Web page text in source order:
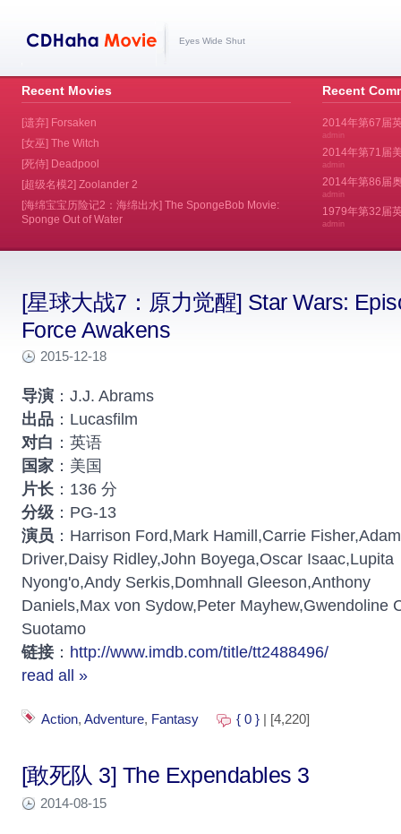
Eyes Wide Shut
Recent
2014年第67届
admin
2014年第71届
admin
2014年第86届
admin
1979年第32届
admin
[星球大战7：原力觉醒] Star Wars:
Force Awakens
2015-12-18
导演 ：J.J. Abrams
出品 ：Lucasfilm
对白 ：英语
国家 ：美国
片长 ：136 分
分级 ：PG-13
演员 ：Harrison Ford,Mark Hamill,Carrie Fisher,Adam
Driver,Daisy Ridley,John Boyega,Oscar Isaac,Lupita
Nyong'o,Andy Serkis,Domhnall Gleeson,Anthony
Daniels,Max von Sydow,Peter Mayhew,Gwendoline
Suotamo
链接 ： http://www.imdb.com/title/tt2488496/
read all »
Action, Adventure, Fantasy { 0 } | [4,220]
[敢死队 3] The Expendables 3
2014-08-15
Recent Movies
[遗弃] Forsaken
[女巫] The Witch
[死侍] Deadpool
[超级名模2] Zoolander 2
[海绵宝宝历险记2：海绵出水] The SpongeBob Movie:
Sponge Out of Water